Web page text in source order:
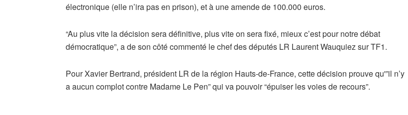
électronique (elle n’ira pas en prison), et à une amende de 100.000 euros.
“Au plus vite la décision sera définitive, plus vite on sera fixé, mieux c’est pour notre débat
démocratique”, a de son côté commenté le chef des députés LR Laurent Wauquiez sur TF1.
Pour Xavier Bertrand, président LR de la région Hauts-de-France, cette décision prouve qu'”il n’y
a aucun complot contre Madame Le Pen” qui va pouvoir “épuiser les voies de recours”.